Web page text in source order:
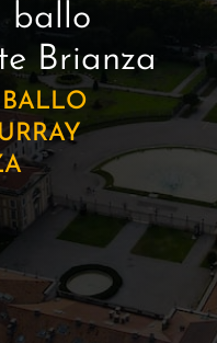
ballo
Brianza